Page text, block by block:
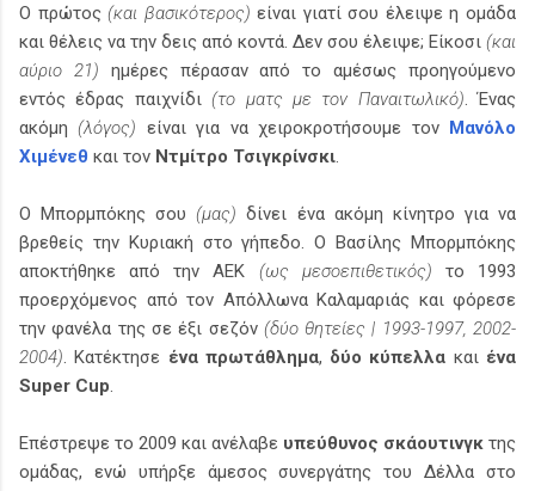
Ο πρώτος(και βασικότερος) είναι γιατί σου έλειψε η ομάδα
και θέλεις να την δεις από κοντά. Δεν σου έλειψε; Είκοσι (και
αύριο 21) ημέρες πέρασαν από το αμέσως προηγούμενο
εντός έδρας παιχνίδι(το ματς με τον Παναιτωλικό). Ένας
ακόμη(λόγος) είναι για να χειροκροτήσουμε τον Μανόλο
Χιμένεθ και τον Ντμίτρο Τσιγκρίνσκι.
Ο Μπορμπόκης σου(μας) δίνει ένα ακόμη κίνητρο για να
βρεθείς την Κυριακή στο γήπεδο. Ο Βασίλης Μπορμπόκης
αποκτήθηκε από την ΑΕΚ (ως μεσοεπιθετικός) το 1993
προερχόμενος από τον Απόλλωνα Καλαμαριάς και φόρεσε
την φανέλα της σε έξι σεζόν (δύο θητείες | 1993-1997, 2002-
2004). Κατέκτησε ένα πρωτάθλημα, δύο κύπελλα και ένα
Super Cup.
Επέστρεψε το 2009 και ανέλαβε υπεύθυνος σκάουτινγκ της
ομάδας, ενώ υπήρξε άμεσος συνεργάτης του Δέλλα στο